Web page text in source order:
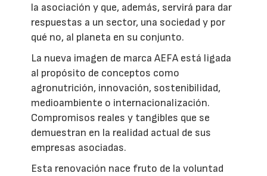
la asociación y que, además, servirá para dar
respuestas a un sector, una sociedad y por
qué no, al planeta en su conjunto.
La nueva imagen de marca AEFA está ligada
al propósito de conceptos como
agronutrición, innovación, sostenibilidad,
medioambiente o internacionalización.
Compromisos reales y tangibles que se
demuestran en la realidad actual de sus
empresas asociadas.
Esta renovación nace fruto de la voluntad